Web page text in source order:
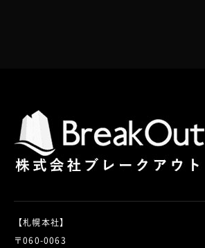
【札幌本社】
〒060-0063